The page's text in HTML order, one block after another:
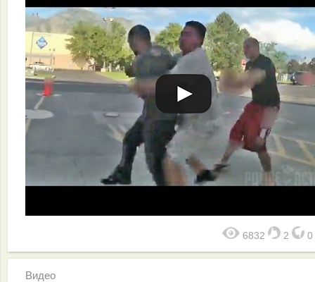
6832 2 0
Видео